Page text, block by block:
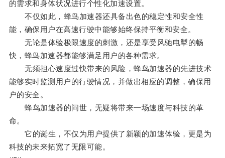
的需求和身体状况进行个性化加速设置。
不仅如此，蜂鸟加速器还具备出色的稳定性和安全性
能，确保用户在高速行驶中能够始终保持平衡和安全。
无论是体验极限速度的刺激，还是享受风驰电掣的畅
快，蜂鸟加速器都能够满足用户的各种需求。
无须担心速度过快带来的风险，蜂鸟加速器的先进技术
能够实时监测用户的行驶情况，并做出相应的调整，确保用
户的安全。
蜂鸟加速器的问世，无疑将带来一场速度与科技的革
命。
它的诞生，不仅为用户提供了新颖的加速体验，更是为
科技的未来拓宽了无限可能。